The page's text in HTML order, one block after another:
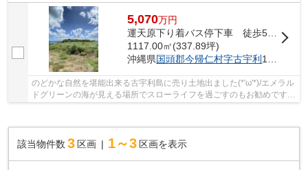
5,070万円
1117.00㎡(337.89坪)
沖縄県国頭郡今帰仁村字古宇利 1028
のどかな自然を堪能出来る古宇利島に売り土地出ました(*'ω'*)/エメラル
ドグリーンの海が見える場所でスローライフを過ごすのもお勧めです
該当物件数 3 区画 1～3 区画を表示